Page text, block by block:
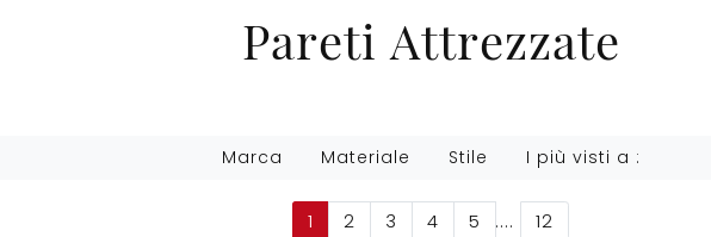
Pareti Attrezzate
Marca Materiale Stile I più visti a :
1 2 3 4 5 .... 12